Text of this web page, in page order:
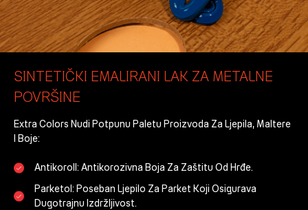
SINTETIČKI EMALIRANI LAK ZA METALNE
POVRŠINE
Extra Colors Nudi Potpunu Paletu Proizvoda Za Ljepila, Maltere
I Boje:
Antikoroll: Antikorozivna Boja Za Zaštitu Od Hrđe.
Parketol: Poseban Ljepilo Za Parket Koji Osigurava
Dugotrajnu Izdržljivost.